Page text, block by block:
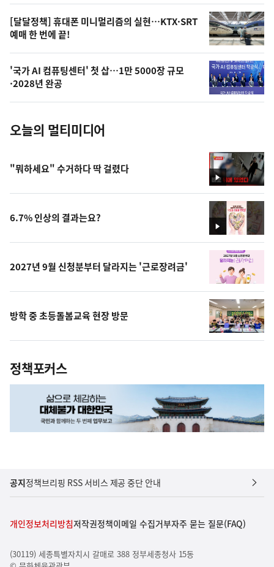
오
늘
의
사
진
[달달정책] 휴대폰 미니멀리즘의 실현…KTX·SRT
예매 한 번에 끝!
'국가 AI 컴퓨팅센터' 첫 삽…1만 5000장 규모
·2028년 완공
오늘의 멀티미디어
영
상
"뭐하세요" 수거하다 딱 걸렸다
영
상
6.7% 인상의 결과는요?
2027년 9월 신청분부터 달라지는 '근로장려금'
방학 중 초등돌봄교육 현장 방문
정책포커스
공지정책브리핑 RSS 서비스 제공 중단 안내
개인정보처리방침저작권정책이메일 수집거부자주 묻는 질문(FAQ)
(30119) 세종특별자치시 갈매로 388 정부세종청사 15동